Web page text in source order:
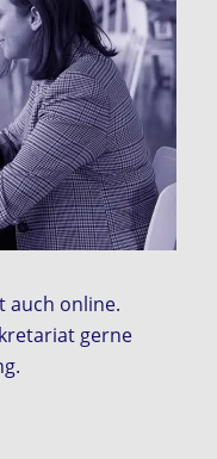
auch online.
gerne